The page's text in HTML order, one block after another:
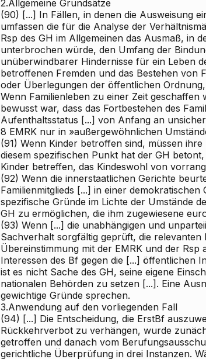
2.Allgemeine Grundsätze
(90) [...] In Fällen, in denen die Ausweisung
umfassen die für die Analyse der
Rsp des GH im Allgemeinen das Ausmaß, in
unterbrochen würde, den Umfang der
unüberwindbarer Hindernisse für ein Leben
betroffenen Fremden und das Bestehen von
oder Überlegungen der öffentlichen
Wenn Familienleben zu einer Zeit
bewusst war, dass das Fortbestehen des
Aufenthaltsstatus [...] von Anfang an
8 EMRK nur in »außergewöhnlichen
(91) Wenn Kinder betroffen sind, müssen
diesem spezifischen Punkt hat der GH
Kinder betreffen, das Kindeswohl von
(92) Wenn die innerstaatlichen Gerichte
Familienmitglieds [...] in einer
spezifische Gründe im Lichte der Umstände
GH zu ermöglichen, die ihm zugewiesene
(93) Wenn [...] die unabhängigen und
Sachverhalt sorgfältig geprüft, die
Übereinstimmung mit der EMRK und der
Interessen des Bf gegen die [...] öffentlichen
ist es nicht Sache des GH, seine eigene
nationalen Behörden zu setzen [...]. Eine
gewichtige Gründe sprechen.
3.Anwendung auf den vorliegenden Fall
(94) [...] Die Entscheidung, die ErstBf
Rückkehrverbot zu verhängen, wurde
getroffen und danach vom
gerichtliche Überprüfung in drei Instanzen.